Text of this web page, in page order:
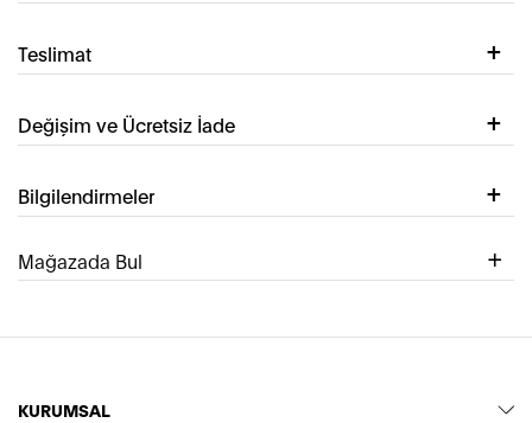
Teslimat
Değişim ve Ücretsiz İade
Bilgilendirmeler
Mağazada Bul
KURUMSAL